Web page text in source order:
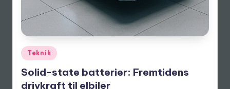
Posted
in
Teknik
Solid-state batterier: Fremtidens
drivkraft til elbiler